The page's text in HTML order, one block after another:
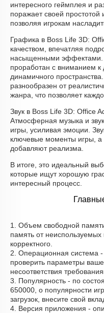
интересного геймплея и
поражает своей простотой
позволяя игрокам
Графика в Boss Life 3D:
качеством, впечатляя
насыщенными эффектами.
проработан с вниманием к
динамичного
разнообразен от
жанра, что позволяет
Звук в Boss Life 3D: Office
Атмосферная музыка и
игры, усиливая эмоции.
ключевые моменты игры, а
добавляют реализма.
В итоге, это идеальный
которые ищут хорошую
интересный процесс.
1. Объем свободной
память от
корректного.
2. Операционная система
проверить параметры
несоответствия
3. Популярность - по
650000, о популярности
загрузок, внесите свой
4. Версия приложения -